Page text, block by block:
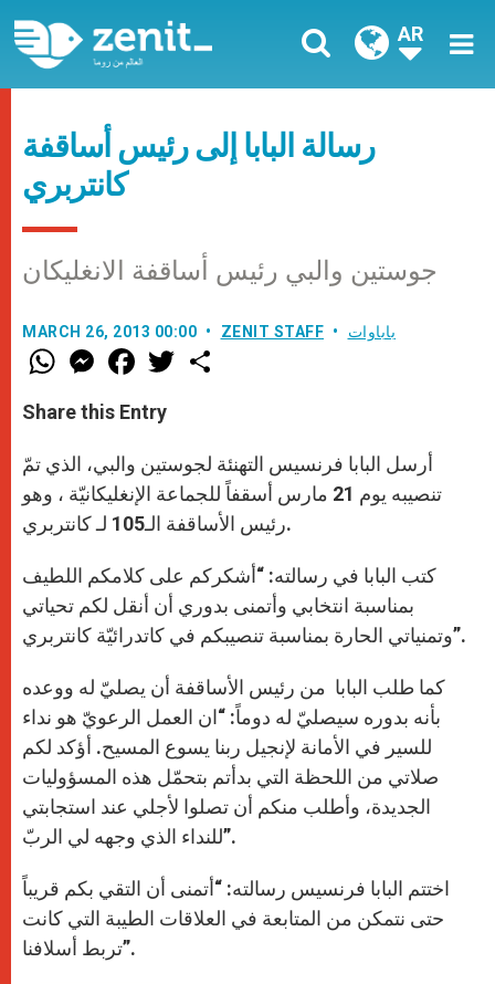
AR
رسالة البابا إلى رئيس أساقفة
كانتربري
جوستين والبي رئيس أساقفة الانغليكان
MARCH 26, 2013 00:00 ZENIT STAFF باباوات
W
h
t
s
p
p
M
e
s
e
e
r
F
a
e
b
o
k
w
r
Share this Entry
أرسل البابا فرنسيس التهنئة لجوستين والبي، الذي تمّ
تنصيبه يوم 21 مارس أسقفاً للجماعة الإنغليكانيّة ، وهو
رئيس الأساقفة الـ105 لـ كانتربري.
كتب البابا في رسالته: “أشكركم على كلامكم اللطيف
بمناسبة انتخابي وأتمنى بدوري أن أنقل لكم تحياتي
وتمنياتي الحارة بمناسبة تنصيبكم في كاتدرائيّة كانتربري”.
كما طلب البابا من رئيس الأساقفة أن يصليّ له ووعده
بأنه بدوره سيصليّ له دوماً: “ان العمل الرعويّ هو نداء
للسير في الأمانة لإنجيل ربنا يسوع المسيح. أؤكد لكم
صلاتي من اللحظة التي بدأتم بتحمّل هذه المسؤوليات
الجديدة، وأطلب منكم أن تصلوا لأجلي عند استجابتي
للنداء الذي وجهه لي الربّ”.
اختتم البابا فرنسيس رسالته: “أتمنى أن التقي بكم قريباً
حتى نتمكن من المتابعة في العلاقات الطيبة التي كانت
تربط أسلافنا”.